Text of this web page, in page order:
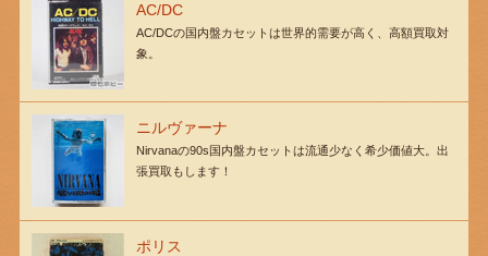
AC/DC
AC/DCの国内盤カセットは世界的需要が高く、高額買取対
象。
ニルヴァーナ
Nirvanaの90s国内盤カセットは流通少なく希少価値大。出
張買取もします！
ポリス